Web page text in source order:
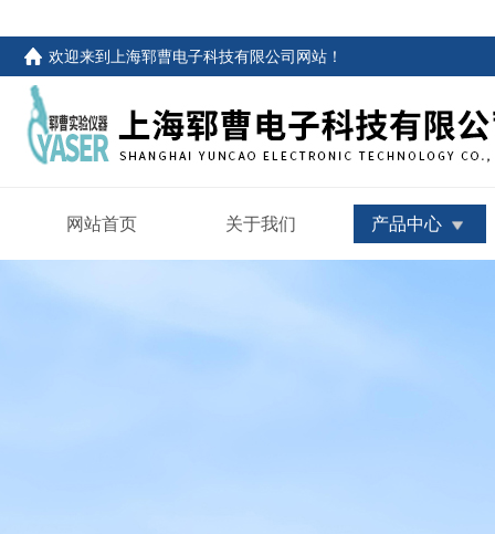
欢迎来到 上海郓曹电子科技有限公司网站 ！
网站首页 关于我们 产品中心